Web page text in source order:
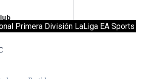
Primera División LaLiga EA Sports